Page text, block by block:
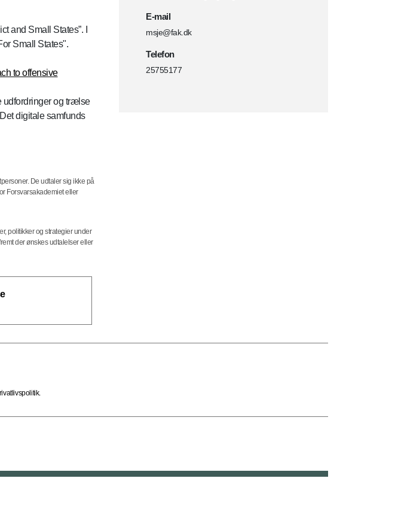
and Small States”. I
Small States".
to offensive
udfordringer og trælse
digitale samfunds
De udtaler sig ikke på
Forsvarsakademiet eller
politikker og strategier under
der ønskes udtalelser eller
E-mail
msje@fak.dk
Telefon
25755177